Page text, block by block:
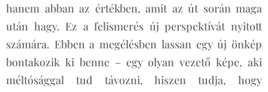
hanem abban az értékben, amit az út során maga
után hagy. Ez a felismerés új perspektívát nyitott
számára. Ebben a megélésben lassan egy új önkép
bontakozik ki benne – egy olyan vezető képe, aki
méltósággal tud távozni, hiszen tudja, hogy